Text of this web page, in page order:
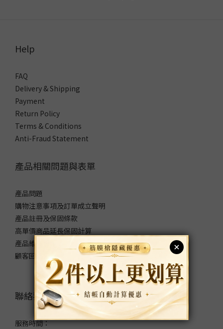
Help
FAQ
Delivery & Shipping
Payment
Return Policy
Terms & Conditions
Anti-Fraud Statement
產品相關問題與表單
產品問題
購物注意事項及訂單成立聲明
產品註冊及保固條款
高單價商品延長保固計算
產品維修表單
顧客回饋表單
聯絡我們
服務時間：